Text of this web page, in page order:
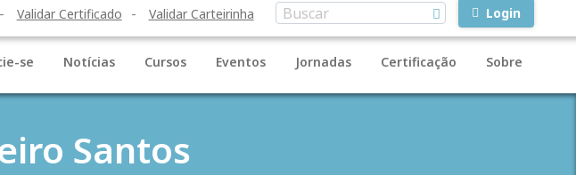
Validar Certificado Validar Carteirinha Login
se Notícias Cursos Eventos Jornadas Certificação Sobre
Santos